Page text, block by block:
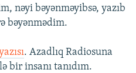
nəyi bəyənməyibsə, yazıb
bəyənmədim.
. Azadlıq Radiosuna
bir insanı tanıdım.